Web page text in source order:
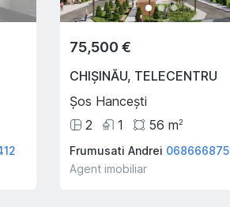
75,500 €
CHIȘINĂU, TELECENTRU
Șos Hancești
2
1 56 m2
Frumusati Andrei 068666875
Agent imobiliar
Hot
159,800 €